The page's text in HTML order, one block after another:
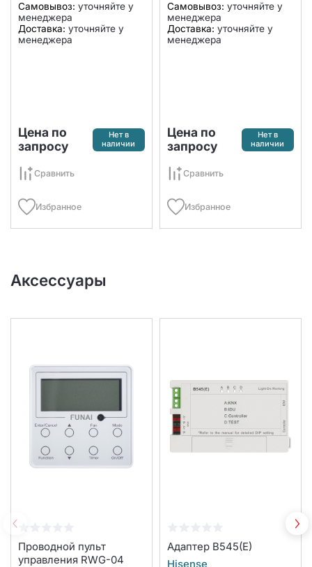
Самовывоз: уточняйте у
менеджера
Доставка: уточняйте у
менеджера
Цена по
запросу
Нет в
наличии
Сравнить
Избранное
Самовывоз: уточняйте у
менеджера
Доставка: уточняйте у
менеджера
Цена по
запросу
Нет в
наличии
Сравнить
Избранное
Аксессуары
Проводной пульт
управления RWG-04
Адаптер B545(E)
Hisense